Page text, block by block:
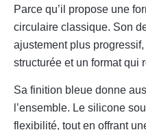
Parce qu’il propose une
circulaire classique. Son
ajustement plus
structurée et un format qui
Sa finition bleue donne
l’ensemble. Le silicone
flexibilité, tout en offrant